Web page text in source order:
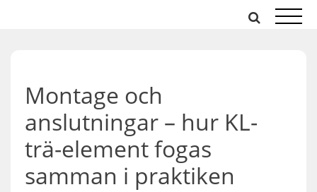
Montage och
anslutningar – hur KL-
trä-element fogas
samman i praktiken